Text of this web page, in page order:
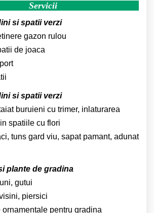
Servicii
si spatii verzi
gazon rulou
de joaca
si spatii verzi
buruieni cu trimer, inlaturarea
spatiile cu flori
tuns gard viu, sapat pamant, adunat
plante de gradina
gutui
piersici
pentru gradina